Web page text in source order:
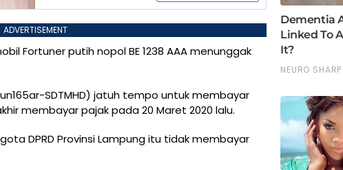
ADVERTISEMENT
Fortuner putih nopol BE 1238 AAA menunggak
SDTMHD) jatuh tempo untuk membayar
membayar pajak pada 20 Maret 2020 lalu.
DPRD Provinsi Lampung itu tidak membayar